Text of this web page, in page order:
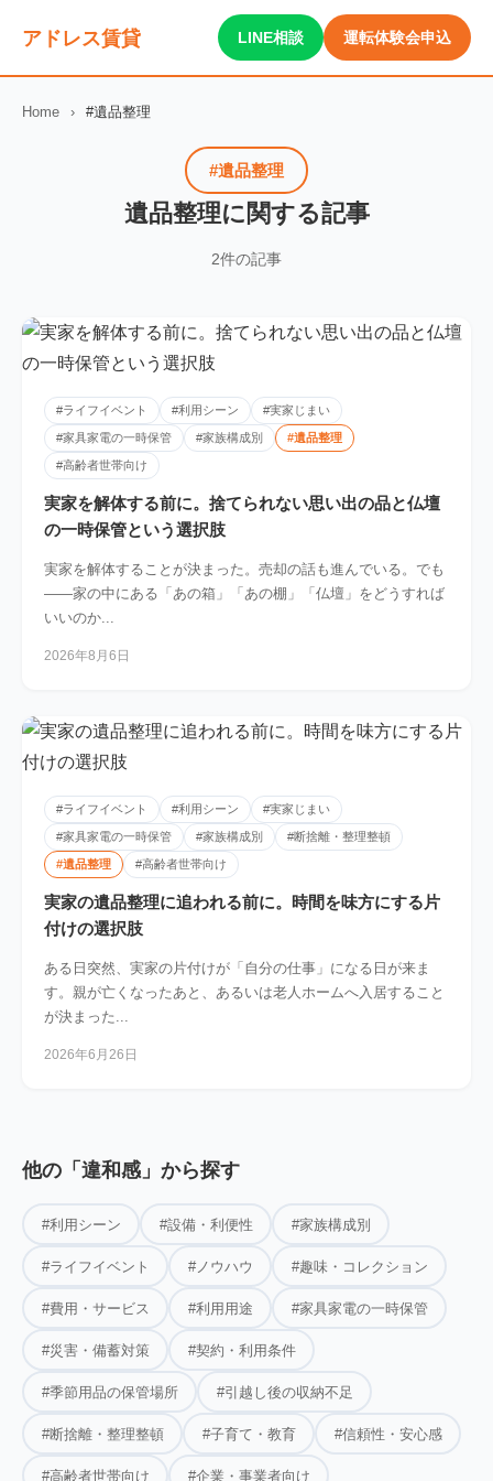
アドレス賃貸 LINE相談 運転体験会申込
Home › #遺品整理
#遺品整理
遺品整理に関する記事
2件の記事
#ライフイベント #利用シーン #実家じまい
#家具家電の一時保管 #家族構成別 #遺品整理
#高齢者世帯向け
実家を解体する前に。捨てられない思い出の品と仏壇
の一時保管という選択肢
実家を解体することが決まった。売却の話も進んでいる。でも
――家の中にある「あの箱」「あの棚」「仏壇」をどうすれば
いいのか...
2026年8月6日
#ライフイベント #利用シーン #実家じまい
#家具家電の一時保管 #家族構成別 #断捨離・整理整頓
#遺品整理 #高齢者世帯向け
実家の遺品整理に追われる前に。時間を味方にする片
付けの選択肢
ある日突然、実家の片付けが「自分の仕事」になる日が来ま
す。親が亡くなったあと、あるいは老人ホームへ入居すること
が決まった...
2026年6月26日
他の「違和感」から探す
#利用シーン #設備・利便性 #家族構成別
#ライフイベント #ノウハウ #趣味・コレクション
#費用・サービス #利用用途 #家具家電の一時保管
#災害・備蓄対策 #契約・利用条件
#季節用品の保管場所 #引越し後の収納不足
#断捨離・整理整頓 #子育て・教育 #信頼性・安心感
#高齢者世帯向け #企業・事業者向け